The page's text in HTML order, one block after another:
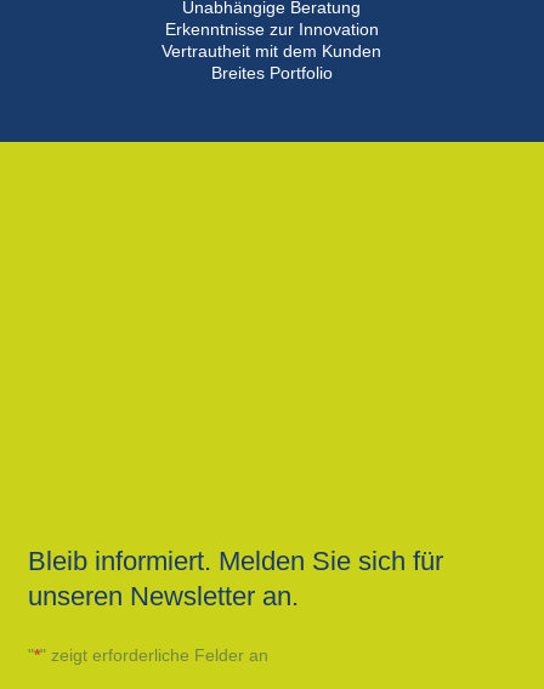
Unabhängige Beratung
Erkenntnisse zur Innovation
Vertrautheit mit dem Kunden
Breites Portfolio
Bleib informiert. Melden Sie sich für
unseren Newsletter an.
"*" zeigt erforderliche Felder an